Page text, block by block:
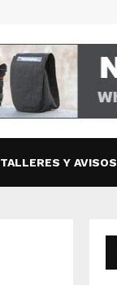
TALLERES Y AVISOS